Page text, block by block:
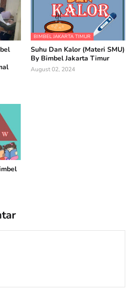
BIMBEL JAKARTA TIMUR
Suhu Dan Kalor (Materi SMU)
By Bimbel Jakarta Timur
August 02, 2024